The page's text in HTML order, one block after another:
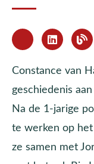
Constance van
geschiedenis
Na de 1-jarige
te werken op het
ze samen met